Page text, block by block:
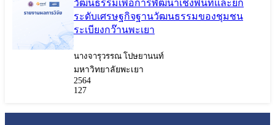
วัฒนธรรมเพื่อการพัฒนาเชิงพื้นที่และยก
ระดับเศรษฐกิจฐานวัฒนธรรมของชุมชน
ระเบียงกว๊านพะเยา
นางจารุวรรณ โปษยานนท์
มหาวิทยาลัยพะเยา
2564
127